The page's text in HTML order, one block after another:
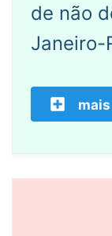
de não
Janeiro-